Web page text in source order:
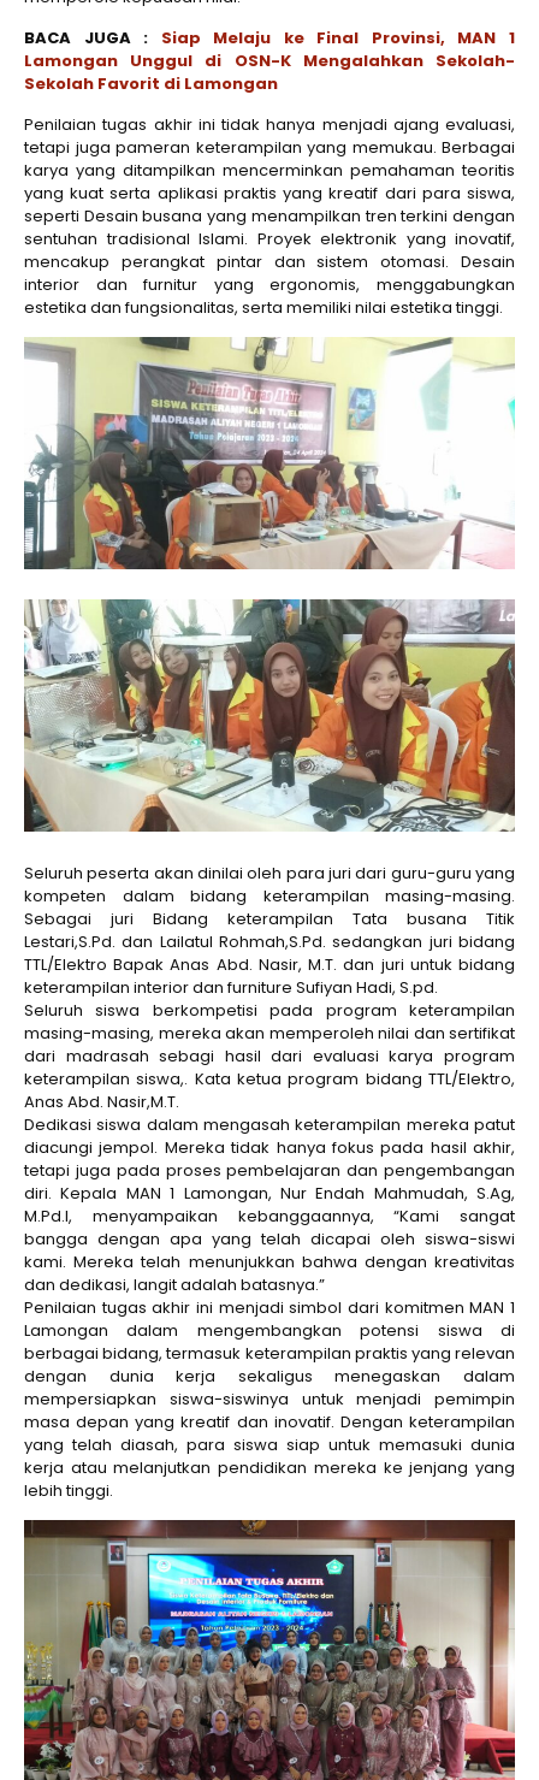
BACA JUGA : Siap Melaju ke Final Provinsi, MAN 1
Lamongan Unggul di OSN-K Mengalahkan Sekolah-
Sekolah Favorit di Lamongan
Penilaian tugas akhir ini tidak hanya menjadi ajang evaluasi,
tetapi juga pameran keterampilan yang memukau. Berbagai
karya yang ditampilkan mencerminkan pemahaman teoritis
yang kuat serta aplikasi praktis yang kreatif dari para siswa,
seperti Desain busana yang menampilkan tren terkini dengan
sentuhan tradisional Islami. Proyek elektronik yang inovatif,
mencakup perangkat pintar dan sistem otomasi. Desain
interior dan furnitur yang ergonomis, menggabungkan
estetika dan fungsionalitas, serta memiliki nilai estetika tinggi.
Seluruh peserta akan dinilai oleh para juri dari guru-guru yang
kompeten dalam bidang keterampilan masing-masing.
Sebagai juri Bidang keterampilan Tata busana Titik
Lestari,S.Pd. dan Lailatul Rohmah,S.Pd. sedangkan juri bidang
TTL/Elektro Bapak Anas Abd. Nasir, M.T. dan juri untuk bidang
keterampilan interior dan furniture Sufiyan Hadi, S.pd.
Seluruh siswa berkompetisi pada program keterampilan
masing-masing, mereka akan memperoleh nilai dan sertifikat
dari madrasah sebagi hasil dari evaluasi karya program
keterampilan siswa,. Kata ketua program bidang TTL/Elektro,
Anas Abd. Nasir,M.T.
Dedikasi siswa dalam mengasah keterampilan mereka patut
diacungi jempol. Mereka tidak hanya fokus pada hasil akhir,
tetapi juga pada proses pembelajaran dan pengembangan
diri. Kepala MAN 1 Lamongan, Nur Endah Mahmudah, S.Ag,
M.Pd.I, menyampaikan kebanggaannya, “Kami sangat
bangga dengan apa yang telah dicapai oleh siswa-siswi
kami. Mereka telah menunjukkan bahwa dengan kreativitas
dan dedikasi, langit adalah batasnya.”
Penilaian tugas akhir ini menjadi simbol dari komitmen MAN 1
Lamongan dalam mengembangkan potensi siswa di
berbagai bidang, termasuk keterampilan praktis yang relevan
dengan dunia kerja sekaligus menegaskan dalam
mempersiapkan siswa-siswinya untuk menjadi pemimpin
masa depan yang kreatif dan inovatif. Dengan keterampilan
yang telah diasah, para siswa siap untuk memasuki dunia
kerja atau melanjutkan pendidikan mereka ke jenjang yang
lebih tinggi.